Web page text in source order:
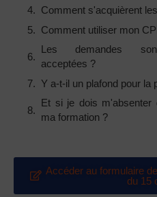
Comment s'acquièrent
Comment utiliser mon
Les demandes
acceptées ?
Y a-t-il un plafond pour la
Et si je dois
ma formation ?
Accéder au formulaire
du 15